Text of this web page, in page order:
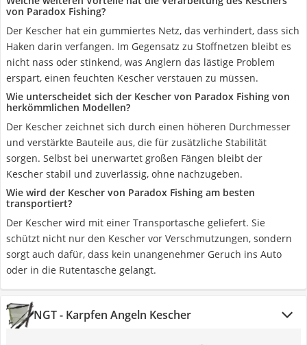
von Paradox Fishing?
Der Kescher hat ein gummiertes Netz, das verhindert, dass sich
Haken darin verfangen. Im Gegensatz zu Stoffnetzen bleibt es
nicht nass oder stinkend, was Anglern das lästige Problem
erspart, einen feuchten Kescher verstauen zu müssen.
Wie unterscheidet sich der Kescher von Paradox Fishing von
herkömmlichen Modellen?
Der Kescher zeichnet sich durch einen höheren Durchmesser
und verstärkte Bauteile aus, die für zusätzliche Stabilität
sorgen. Selbst bei unerwartet großen Fängen bleibt der
Kescher stabil und zuverlässig, ohne nachzugeben.
Wie wird der Kescher von Paradox Fishing am besten
transportiert?
Der Kescher wird mit einer Transportasche geliefert. Sie
schützt nicht nur den Kescher vor Verschmutzungen, sondern
sorgt auch dafür, dass kein unangenehmer Geruch ins Auto
oder in die Rutentasche gelangt.
NGT - Karpfen Angeln Kescher